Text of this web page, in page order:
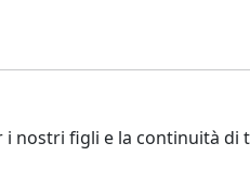
nostri figli e la continuità